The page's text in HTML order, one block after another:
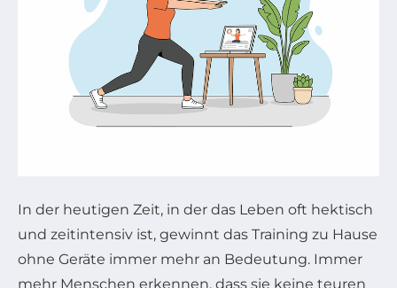
In der heutigen Zeit, in der das Leben oft hektisch
und zeitintensiv ist, gewinnt das Training zu Hause
ohne Geräte immer mehr an Bedeutung. Immer
mehr Menschen erkennen, dass sie keine teuren